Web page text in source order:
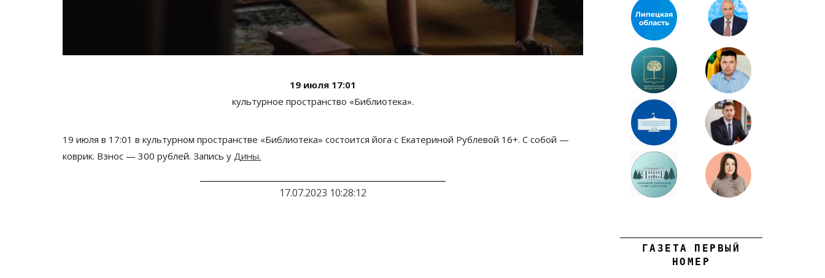
19 июля 17:01
культурное пространство «Библиотека».
19 июля в 17:01 в культурном пространстве «Библиотека» состоится йога с Екатериной Рублевой 16+. С собой —
коврик. Взнос — 300 рублей. Запись у Дины.
17.07.2023 10:28:12
ГАЗЕТА ПЕРВЫЙ
НОМЕР